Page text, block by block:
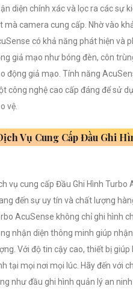
diện chính xác và lọc ra các sự
mà camera cung cấp. Nhờ vào
có khả năng phát hiện và
giả mạo như bóng đèn, côn
động giả mạo. Tính năng
công nghệ cao cấp đáng để sử
vệ.
Vụ Cung Cấp Đầu Ghi
vụ cung cấp Đầu Ghi Hình
đến sự uy tín và chất lượng
AcuSense không chỉ ghi hình
nhận diện thông minh giúp
Với độ tin cậy cao, thiết bị
tại mọi nơi mọi lúc. Hãy đến với
như đầu ghi hình quản lý an